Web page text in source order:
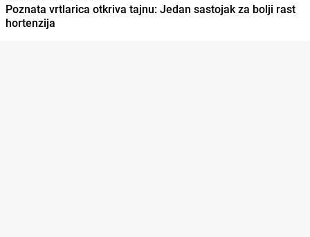
Poznata vrtlarica otkriva tajnu: Jedan sastojak za bolji rast
hortenzija